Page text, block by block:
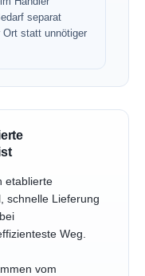
separat
Ort statt unnötiger
etablierte
schnelle Lieferung
Weg.
vom